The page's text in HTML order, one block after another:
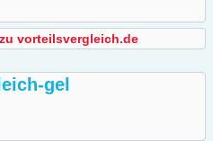
vorteilsvergleich.de
gel